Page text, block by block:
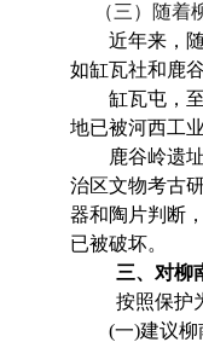
（三）随
近年来，
如缸瓦社和鹿
缸瓦屯，
地已被河西工
鹿谷岭遗
治区文物考古
器和陶片判断
已被破坏。
三、对柳
按照保护
(一)建议柳